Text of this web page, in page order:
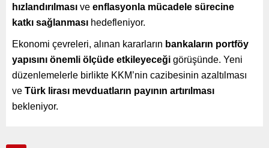
hızlandırılması ve enflasyonla mücadele sürecine
katkı sağlanması hedefleniyor.
Ekonomi çevreleri, alınan kararların bankaların portföy
yapısını önemli ölçüde etkileyeceği görüşünde. Yeni
düzenlemelerle birlikte KKM’nin cazibesinin azaltılması
ve Türk lirası mevduatların payının artırılması
bekleniyor.